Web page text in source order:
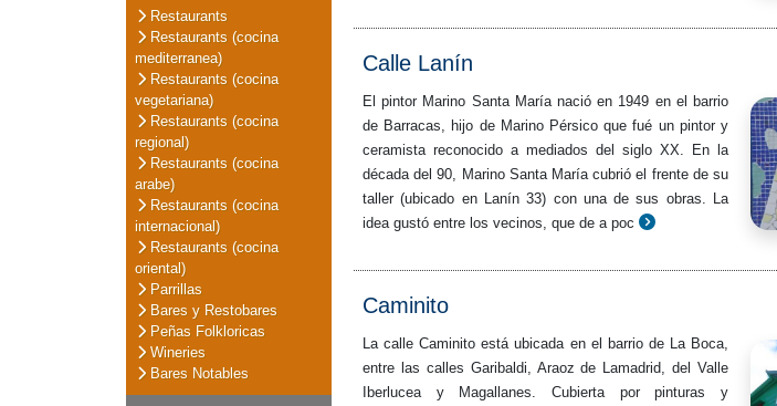
Restaurants
Restaurants (cocina
mediterranea)
Restaurants (cocina
vegetariana)
Restaurants (cocina
regional)
Restaurants (cocina
arabe)
Restaurants (cocina
internacional)
Restaurants (cocina
oriental)
Parrillas
Bares y Restobares
Peñas Folkloricas
Wineries
Bares Notables
Calle Lanín
El pintor Marino Santa María nació en 1949 en el barrio
de Barracas, hijo de Marino Pérsico que fué un pintor y
ceramista reconocido a mediados del siglo XX. En la
década del 90, Marino Santa María cubrió el frente de su
taller (ubicado en Lanín 33) con una de sus obras. La
idea gustó entre los vecinos, que de a poc
Caminito
La calle Caminito está ubicada en el barrio de La Boca,
entre las calles Garibaldi, Araoz de Lamadrid, del Valle
Iberlucea y Magallanes. Cubierta por pinturas y